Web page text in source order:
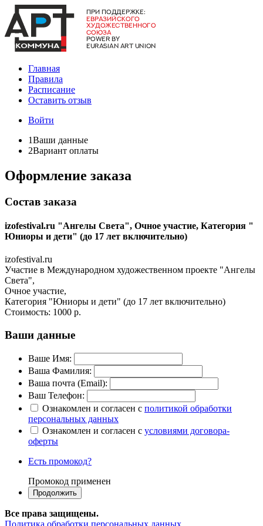
Главная
Правила
Расписание
Оставить отзыв
Войти
1Ваши данные
2Вариант оплаты
Оформление заказа
Состав заказа
izofestival.ru "Ангелы Света", Очное участие, Категория "​
Юниоры и дети" (до 17 лет включительно)
izofestival.ru
Участие в Международном художественном проекте "Ангелы
Света",
Очное участие,
Категория "​Юниоры и дети" (до 17 лет включительно)
Стоимость: 1000 р.
Ваши данные
Ваше Имя:
Ваша Фамилия:
Ваша почта (Email):
Ваш Телефон:
Ознакомлен и согласен с политикой обработки
персональных данных
Ознакомлен и согласен с условиями договора-
оферты
Есть промокод?
Промокод применен
Все права защищены.
Политика обработки персональных данных